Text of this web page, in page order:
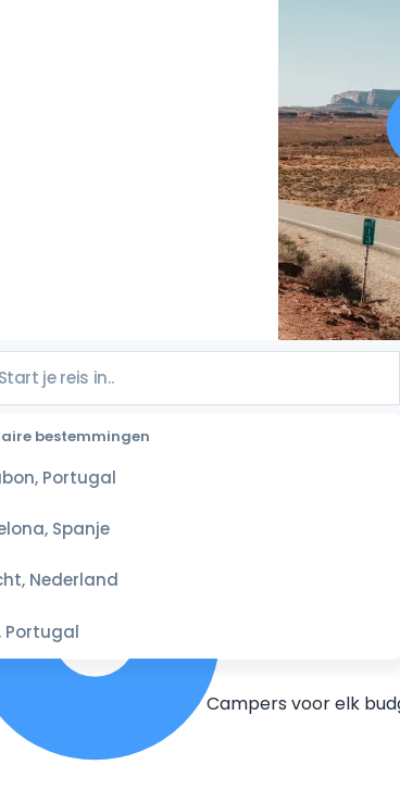
bestemmingen
Portugal
Spanje
Nederland
Portugal
de VS
Waarom een
Grootste aanbod
Campers voor elk